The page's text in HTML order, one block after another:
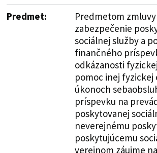
Predmet:
Predmetom
zabezpečenie
sociálnej služby a
finančného
odkázanosti
pomoc inej fyzickej
úkonoch
príspevku na
poskytovanej
neverejnému
poskytujúcemu
verejnom záujme